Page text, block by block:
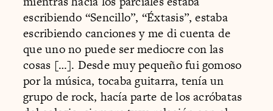
escribiendo “Sencillo”, “Éxtasis”, estaba
escribiendo canciones y me di cuenta de
que uno no puede ser mediocre con las
cosas […]. Desde muy pequeño fui gomoso
por la música, tocaba guitarra, tenía un
grupo de rock, hacía parte de los acróbatas